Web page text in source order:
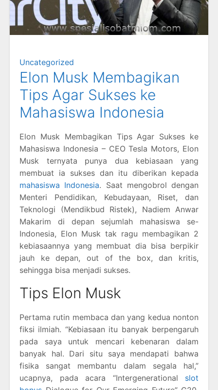
Uncategorized
Elon Musk Membagikan
Tips Agar Sukses ke
Mahasiswa Indonesia
Elon Musk Membagikan Tips Agar Sukses ke
Mahasiswa Indonesia – CEO Tesla Motors, Elon
Musk ternyata punya dua kebiasaan yang
membuat ia sukses dan itu diberikan kepada
mahasiswa Indonesia. Saat mengobrol dengan
Menteri Pendidikan, Kebudayaan, Riset, dan
Teknologi (Mendikbud Ristek), Nadiem Anwar
Makarim di depan sejumlah mahasiswa se-
Indonesia, Elon Musk tak ragu membagikan 2
kebiasaannya yang membuat dia bisa berpikir
jauh ke depan, out of the box, dan kritis,
sehingga bisa menjadi sukses.
Tips Elon Musk
Pertama rutin membaca dan yang kedua nonton
fiksi ilmiah. “Kebiasaan itu banyak berpengaruh
pada saya untuk mencari kebenaran dalam
banyak hal. Dari situ saya mendapati bahwa
fisika sangat membantu dalam segala hal,”
ucapnya, pada acara “Intergenerational slot